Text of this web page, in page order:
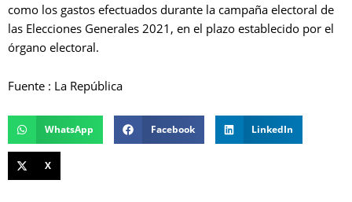
como los gastos efectuados durante la campaña electoral de
las Elecciones Generales 2021, en el plazo establecido por el
órgano electoral.
Fuente : La República
WhatsApp Facebook LinkedIn
X